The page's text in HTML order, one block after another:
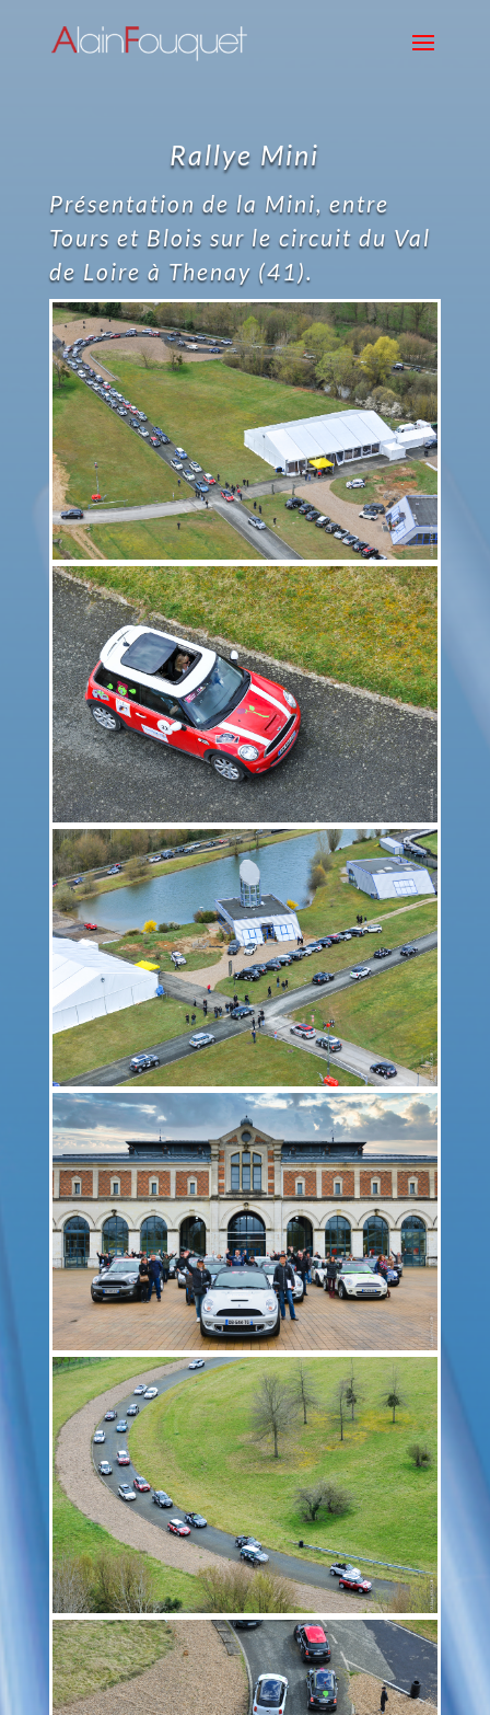
Rallye Mini
Présentation de la Mini, entre
Tours et Blois sur le circuit du Val
de Loire à Thenay (41).